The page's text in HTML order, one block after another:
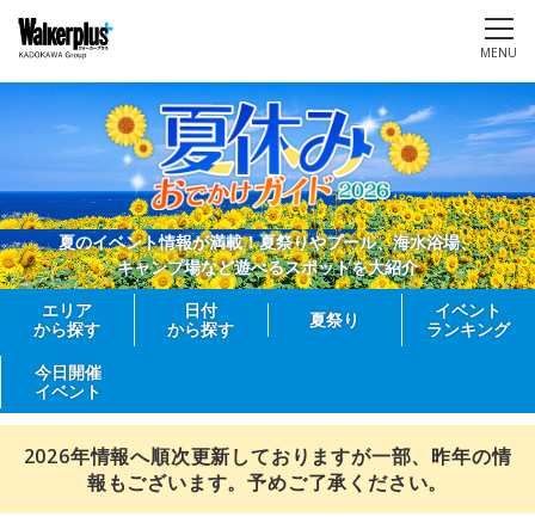
MENU
夏のイベント情報が満載！夏祭りやプール、海水浴場、
キャンプ場など遊べるスポットを大紹介
エリア
から探す
日付
から探す
夏祭り
イベント
ランキング
今日開催
イベント
2026年情報へ順次更新しておりますが一部、昨年の情
報もございます。予めご了承ください。